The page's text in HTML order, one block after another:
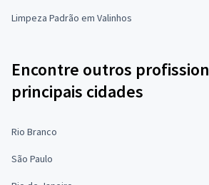
Limpeza Padrão em Valinhos
Encontre outros
principais cidades
Rio Branco
São Paulo